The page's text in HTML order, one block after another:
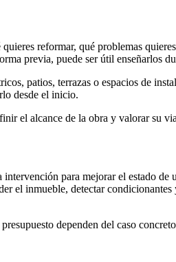
reformar, qué problemas
previa, puede ser útil enseñarlos
patios, terrazas o espacios de
desde el inicio.
el alcance de la obra y valorar su
para mejorar el estado
el inmueble, detectar
dependen del caso